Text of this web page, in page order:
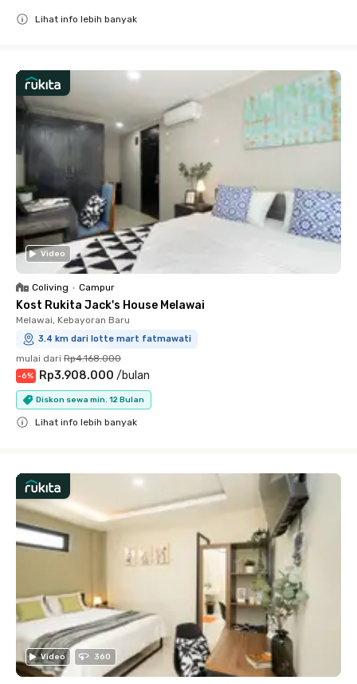
Lihat info lebih banyak
Video
Coliving • Campur
Kost Rukita Jack's House Melawai
Melawai, Kebayoran Baru
3.4 km dari lotte mart fatmawati
mulai dari Rp4.168.000
-6% Rp3.908.000 /bulan
Diskon sewa min. 12 Bulan
Lihat info lebih banyak
Video 360